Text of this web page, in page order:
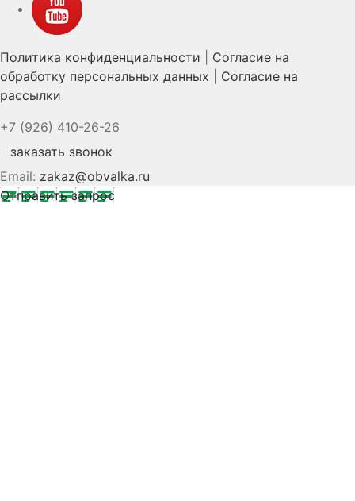
Политика конфиденциальности
Согласие на
обработку персональных данных
Согласие на
рассылки
+7 (926) 410-26-26
заказать звонок
Email: zakaz@obvalka.ru
Отправить запрос